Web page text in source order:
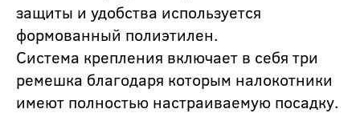
защиты и удобства используется
формованный полиэтилен.
Система крепления включает в себя три
ремешка благодаря которым налокотники
имеют полностью настраиваемую посадку.